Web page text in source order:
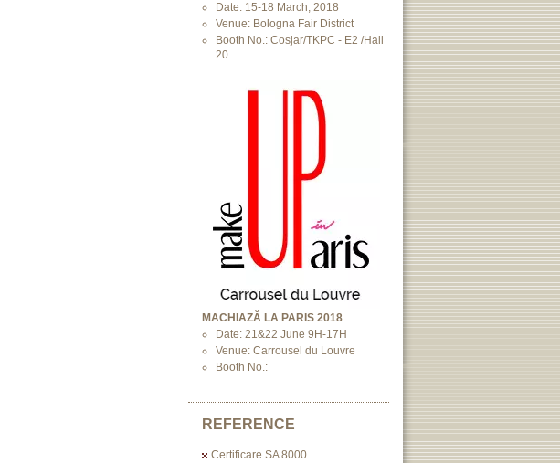
Date: 15-18 March, 2018
Venue: Bologna Fair District
Booth No.: Cosjar/TKPC - E2 /Hall
20
MACHIAZĂ LA PARIS 2018
Date: 21&22 June 9H-17H
Venue: Carrousel du Louvre
Booth No.:
REFERENCE
Certificare SA 8000